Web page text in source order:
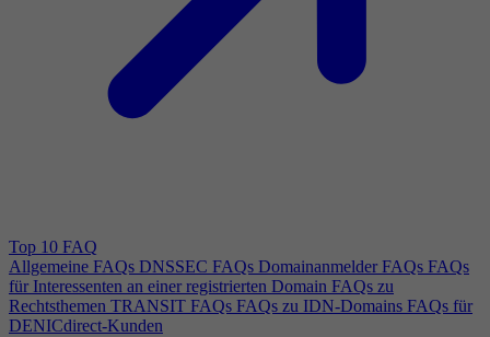
Top 10 FAQ
Allgemeine FAQs DNSSEC FAQs Domainanmelder FAQs FAQs
für Interessenten an einer registrierten Domain FAQs zu
Rechtsthemen TRANSIT FAQs FAQs zu IDN-Domains FAQs für
DENICdirect-Kunden